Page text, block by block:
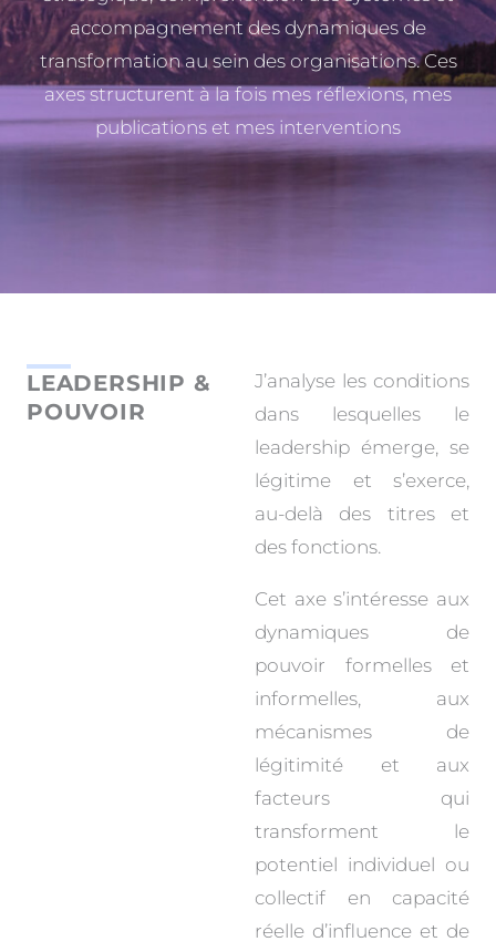
accompagnement des dynamiques de
transformation au sein des organisations. Ces
axes structurent à la fois mes réflexions, mes
publications et mes interventions
LEADERSHIP &
POUVOIR
J’analyse les conditions
dans lesquelles le
leadership émerge, se
légitime et s’exerce,
au-delà des titres et
des fonctions.
Cet axe s’intéresse aux
dynamiques de
pouvoir formelles et
informelles, aux
mécanismes de
légitimité et aux
facteurs qui
transforment le
potentiel individuel ou
collectif en capacité
réelle d’influence et de